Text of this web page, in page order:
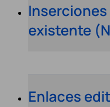
existente
Enlaces